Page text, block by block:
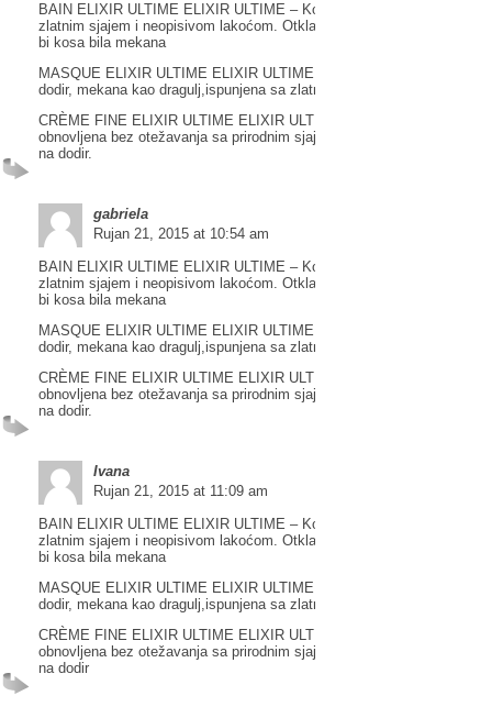
BAIN ELIXIR ULTIME ELIXIR ULTIME – Kosa dobiva bogat dodir sa
zlatnim sjajem i neopisivom lakoćom. Otklanja i nježno čisti nečistoće
bi kosa bila mekana
MASQUE ELIXIR ULTIME ELIXIR ULTIME – Obogaćena kosa je
dodir, mekana kao dragulj,ispunjena sa zlatnim sjajem
CRÈME FINE ELIXIR ULTIME ELIXIR ULTIME – Kosa je hidratizirana
obnovljena bez otežavanja sa prirodnim sjajem i zaštitom. Kosa je
na dodir.
gabriela
Rujan 21, 2015 at 10:54 am
BAIN ELIXIR ULTIME ELIXIR ULTIME – Kosa dobiva bogat dodir sa
zlatnim sjajem i neopisivom lakoćom. Otklanja i nježno čisti nečistoće
bi kosa bila mekana
MASQUE ELIXIR ULTIME ELIXIR ULTIME – Obogaćena kosa je
dodir, mekana kao dragulj,ispunjena sa zlatnim sjajem
CRÈME FINE ELIXIR ULTIME ELIXIR ULTIME – Kosa je hidratizirana
obnovljena bez otežavanja sa prirodnim sjajem i zaštitom. Kosa je
na dodir.
Ivana
Rujan 21, 2015 at 11:09 am
BAIN ELIXIR ULTIME ELIXIR ULTIME – Kosa dobiva bogat dodir sa
zlatnim sjajem i neopisivom lakoćom. Otklanja i nježno čisti nečistoće
bi kosa bila mekana
MASQUE ELIXIR ULTIME ELIXIR ULTIME – Obogaćena kosa je
dodir, mekana kao dragulj,ispunjena sa zlatnim sjajem
CRÈME FINE ELIXIR ULTIME ELIXIR ULTIME – Kosa je hidratizirana
obnovljena bez otežavanja sa prirodnim sjajem i zaštitom. Kosa je
na dodir